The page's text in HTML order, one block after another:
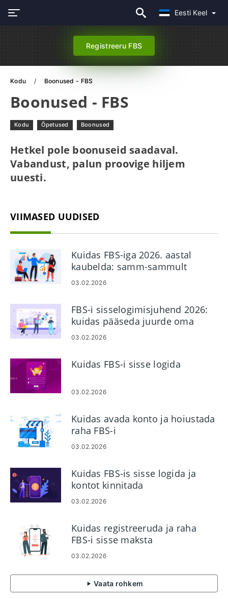
Eesti Keel
Registreeru FBS
Kodu Boonused - FBS
Boonused - FBS
Kodu Õpetused Boonused
Hetkel pole boonuseid saadaval.
Vabandust, palun proovige hiljem
uuesti.
VIIMASED UUDISED
Kuidas FBS-iga 2026. aastal
kaubelda: samm-sammult
juhend algajatele, platvormid,
03.02.2026
FBS-i sisselogimisjuhend 2026:
kuidas pääseda juurde oma
kontole, lähtestada parool ja
03.02.2026
Kuidas FBS-i sisse logida
03.02.2026
Kuidas avada konto ja hoiustada
raha FBS-i
03.02.2026
Kuidas FBS-is sisse logida ja
kontot kinnitada
03.02.2026
Kuidas registreeruda ja raha
FBS-i sisse maksta
03.02.2026
Vaata rohkem